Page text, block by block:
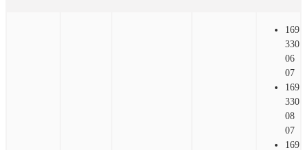
169
330
06
07
169
330
08
07
169